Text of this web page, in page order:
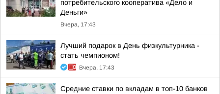
потребительского кооператива «Дело и
Деньги»
Вчера, 17:43
Лучший подарок в День физкультурника -
стать чемпионом!
Вчера, 17:43
Средние ставки по вкладам в топ-10 банков